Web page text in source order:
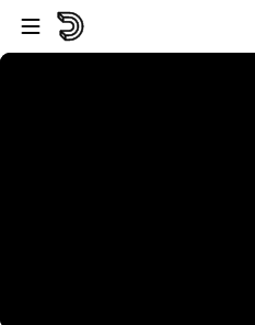
プレイヤーにスキップ
メインコンテンツにスキップ